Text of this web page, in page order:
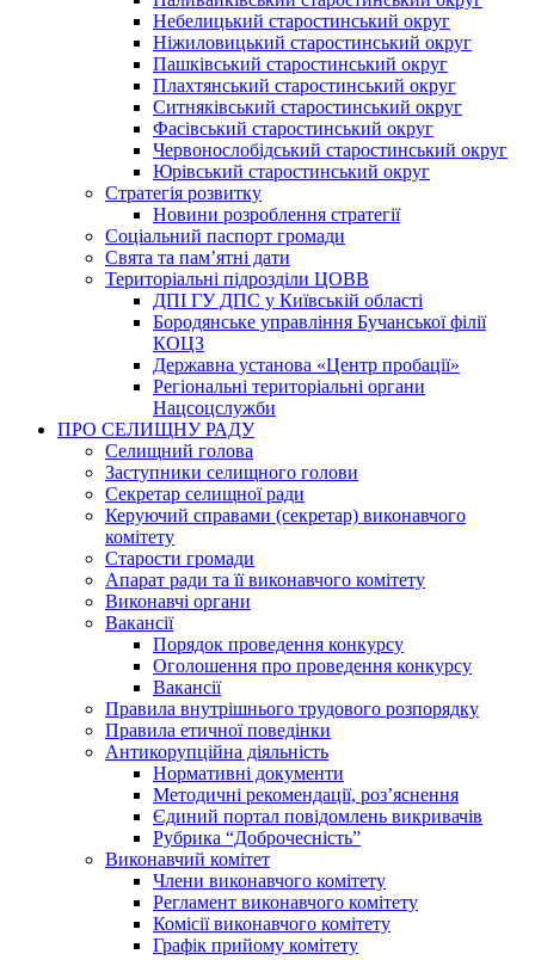
Небелицький старостинський округ
Ніжиловицький старостинський округ
Пашківський старостинський округ
Плахтянський старостинський округ
Ситняківський старостинський округ
Фасівський старостинський округ
Червонослобідський старостинський округ
Юрівський старостинський округ
Стратегія розвитку
Новини розроблення стратегії
Соціальний паспорт громади
Свята та пам’ятні дати
Територіальні підрозділи ЦОВВ
ДПІ ГУ ДПС у Київській області
Бородянське управління Бучанської філії
КОЦЗ
Державна установа «Центр пробації»
Регіональні територіальні органи
Нацсоцслужби
ПРО СЕЛИЩНУ РАДУ
Селищний голова
Заступники селищного голови
Секретар селищної ради
Керуючий справами (секретар) виконавчого
комітету
Старости громади
Апарат ради та її виконавчого комітету
Виконавчі органи
Вакансії
Порядок проведення конкурсу
Оголошення про проведення конкурсу
Вакансії
Правила внутрішнього трудового розпорядку
Правила етичної поведінки
Антикорупційна діяльність
Нормативні документи
Методичні рекомендації, роз’яснення
Єдиний портал повідомлень викривачів
Рубрика “Доброчесність”
Виконавчий комітет
Члени виконавчого комітету
Регламент виконавчого комітету
Комісії виконавчого комітету
Графік прийому комітету